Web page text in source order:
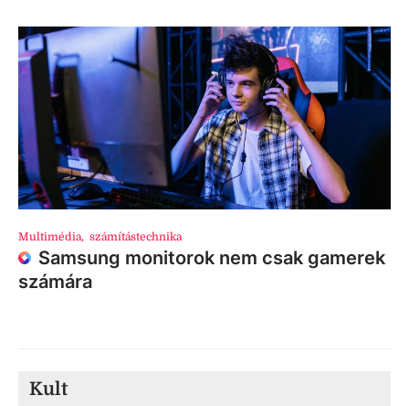
Multimédia, számítástechnika
Samsung monitorok nem csak gamerek
számára
Kult